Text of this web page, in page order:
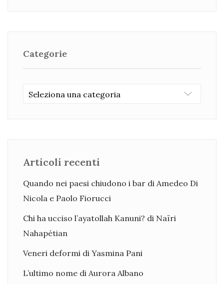
Categorie
Categorie
Articoli recenti
Quando nei paesi chiudono i bar di Amedeo Di
Nicola e Paolo Fiorucci
Chi ha ucciso l’ayatollah Kanuni? di Naïri
Nahapétian
Veneri deformi di Yasmina Pani
L’ultimo nome di Aurora Albano